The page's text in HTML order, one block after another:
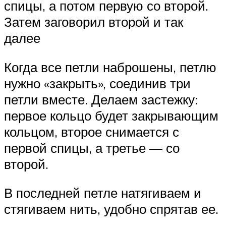
спицы, а потом первую со второй.
Затем заговорил второй и так
далее
Когда все петли наброшены, петлю
нужно «закрыть», соединив три
петли вместе. Делаем застежку:
первое кольцо будет закрывающим
кольцом, второе снимается с
первой спицы, а третье — со
второй.
В последней петле натягиваем и
стягиваем нить, удобно спрятав ее.